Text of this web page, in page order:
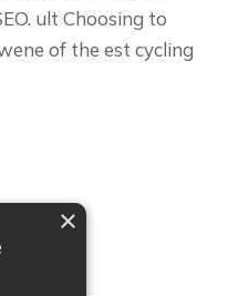
ult Choosing to
of the est cycling
×